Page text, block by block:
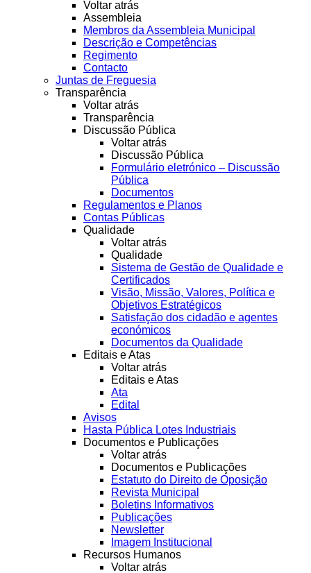
Voltar atrás
Assembleia
Membros da Assembleia Municipal
Descrição e Competências
Regimento
Contacto
Juntas de Freguesia
Transparência
Voltar atrás
Transparência
Discussão Pública
Voltar atrás
Discussão Pública
Formulário eletrónico – Discussão
Pública
Documentos
Regulamentos e Planos
Contas Públicas
Qualidade
Voltar atrás
Qualidade
Sistema de Gestão de Qualidade e
Certificados
Visão, Missão, Valores, Política e
Objetivos Estratégicos
Satisfação dos cidadão e agentes
económicos
Documentos da Qualidade
Editais e Atas
Voltar atrás
Editais e Atas
Ata
Edital
Avisos
Hasta Pública Lotes Industriais
Documentos e Publicações
Voltar atrás
Documentos e Publicações
Estatuto do Direito de Oposição
Revista Municipal
Boletins Informativos
Publicações
Newsletter
Imagem Institucional
Recursos Humanos
Voltar atrás